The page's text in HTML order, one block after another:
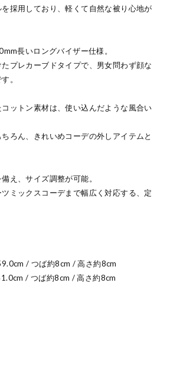
採用しており、軽くて自然な被り心地が
長いロングバイザー仕様。
プレカーブドタイプで、男女問わず顔な
。
ットン素材は、使い込んだような風合い
ろん、きれいめコーデの外しアイテムと
え、サイズ調整が可能。
ミックスコーデまで幅広く対応する、定
/ つば約8cm / 高さ約8cm
/ つば約8cm / 高さ約8cm